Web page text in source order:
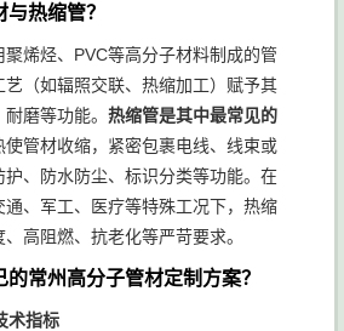
热缩管？
烯烃、PVC等高分子材料制成的管
（如辐照交联、热缩加工）赋予其
磨等功能。 热缩管是其中最常见的
使管材收缩，紧密包裹电线、线束或
、防水防尘、标识分类等功能。在
、军工、医疗等特殊工况下，热缩
高阻燃、抗老化等严苛要求。
常州高分子管材定制方案？
术指标